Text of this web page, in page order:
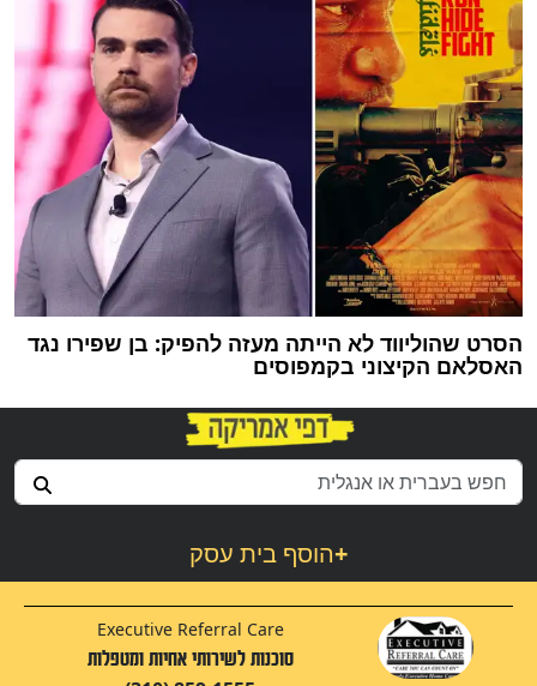
הסרט שהוליווד לא הייתה מעזה להפיק: בן שפירו נגד
האסלאם הקיצוני בקמפוסים
הוסף בית עסק+
Executive Referral Care
סוכנות לשירותי אחיות ומטפלות